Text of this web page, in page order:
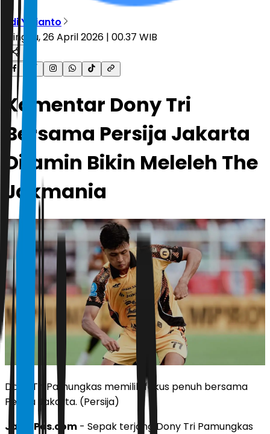
Edi Yulianto
Minggu, 26 April 2026 | 00.37 WIB
Komentar Dony Tri
Bersama Persija Jakarta
Dijamin Bikin Meleleh The
Jakmania
Dony Tri Pamungkas memilih fokus penuh bersama
Persija Jakarta. (Persija)
JawaPos.com - Sepak terjang Dony Tri Pamungkas